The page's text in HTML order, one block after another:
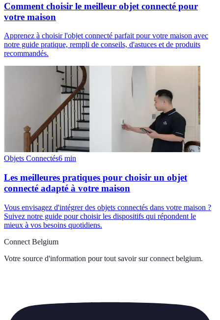
Comment choisir le meilleur objet connecté pour
votre maison
Apprenez à choisir l'objet connecté parfait pour votre maison avec
notre guide pratique, rempli de conseils, d'astuces et de produits
recommandés.
Objets Connectés6 min
Les meilleures pratiques pour choisir un objet
connecté adapté à votre maison
Vous envisagez d'intégrer des objets connectés dans votre maison ?
Suivez notre guide pour choisir les dispositifs qui répondent le
mieux à vos besoins quotidiens.
Connect Belgium
Votre source d'information pour tout savoir sur connect belgium.